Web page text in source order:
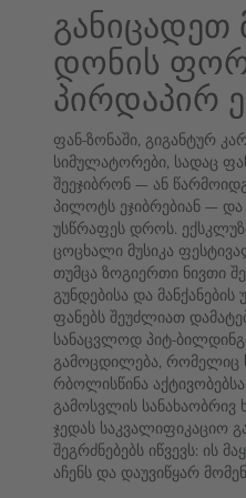
დონის
პირდაპირ
ფან-ზონაში, გიგანტურ
სიმულატორები, სადაც
შეეჯიბრონ — ან წარმოიდგინონ, რომ პროფესიონალ
პილოტს ეჯიბრებიან — და ნახონ, ვინ დააფიქსირებს
უსწრაფეს დროს.
ცოცხალი მუსიკა
თუმცა ზოგიერთი ნივთი
გუნდებისა და
ფანებს შეუძლიათ
სანაცვლოდ პიტ-
გამოცდილება, რომელიც
რბოლისწინა
გამოსვლის სანახაობრივ
ჯედას საკვალიფიკაციო
შეგრძნებებს იწვევს: ის
აჩენს და დაუვიწყარ